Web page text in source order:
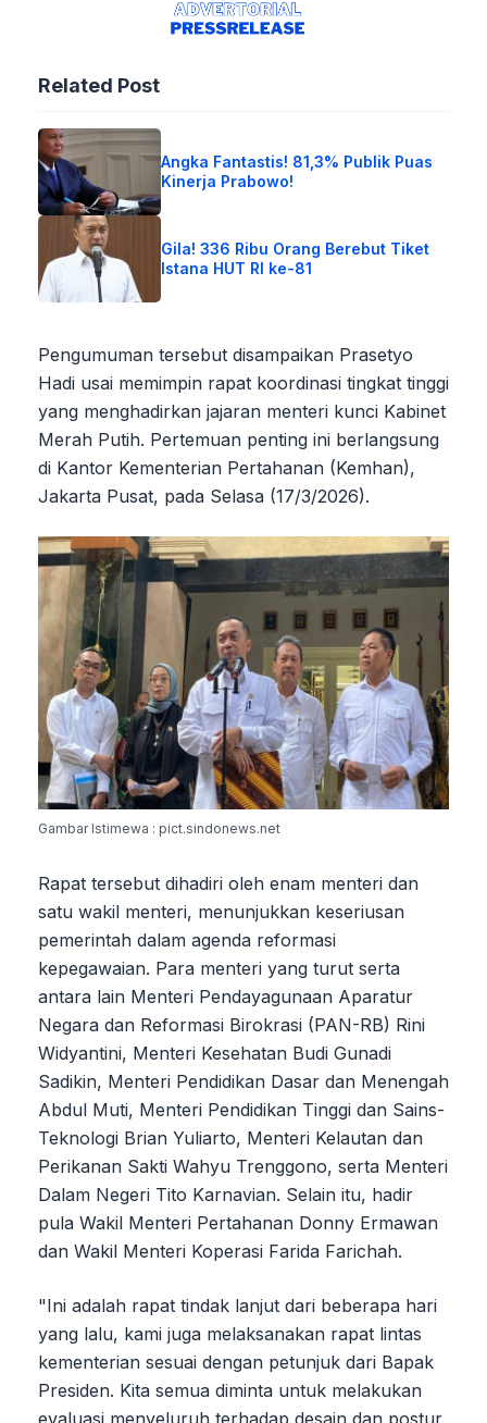
Related Post
Angka Fantastis! 81,3% Publik Puas
Kinerja Prabowo!
Gila! 336 Ribu Orang Berebut Tiket
Istana HUT RI ke-81
Pengumuman tersebut disampaikan Prasetyo
Hadi usai memimpin rapat koordinasi tingkat tinggi
yang menghadirkan jajaran menteri kunci Kabinet
Merah Putih. Pertemuan penting ini berlangsung
di Kantor Kementerian Pertahanan (Kemhan),
Jakarta Pusat, pada Selasa (17/3/2026).
Gambar Istimewa : pict.sindonews.net
Rapat tersebut dihadiri oleh enam menteri dan
satu wakil menteri, menunjukkan keseriusan
pemerintah dalam agenda reformasi
kepegawaian. Para menteri yang turut serta
antara lain Menteri Pendayagunaan Aparatur
Negara dan Reformasi Birokrasi (PAN-RB) Rini
Widyantini, Menteri Kesehatan Budi Gunadi
Sadikin, Menteri Pendidikan Dasar dan Menengah
Abdul Muti, Menteri Pendidikan Tinggi dan Sains-
Teknologi Brian Yuliarto, Menteri Kelautan dan
Perikanan Sakti Wahyu Trenggono, serta Menteri
Dalam Negeri Tito Karnavian. Selain itu, hadir
pula Wakil Menteri Pertahanan Donny Ermawan
dan Wakil Menteri Koperasi Farida Farichah.
"Ini adalah rapat tindak lanjut dari beberapa hari
yang lalu, kami juga melaksanakan rapat lintas
kementerian sesuai dengan petunjuk dari Bapak
Presiden. Kita semua diminta untuk melakukan